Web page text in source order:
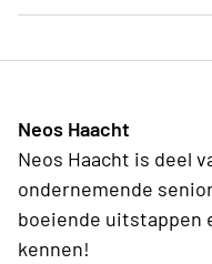
Neos Haacht
Neos Haacht is deel
ondernemende
boeiende uitstappen
kennen!